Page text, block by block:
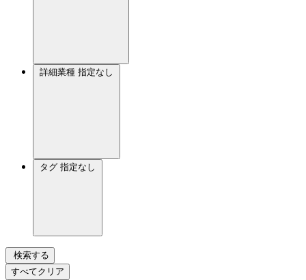
詳細業種 指定なし
タグ 指定なし
検索する
すべてクリア